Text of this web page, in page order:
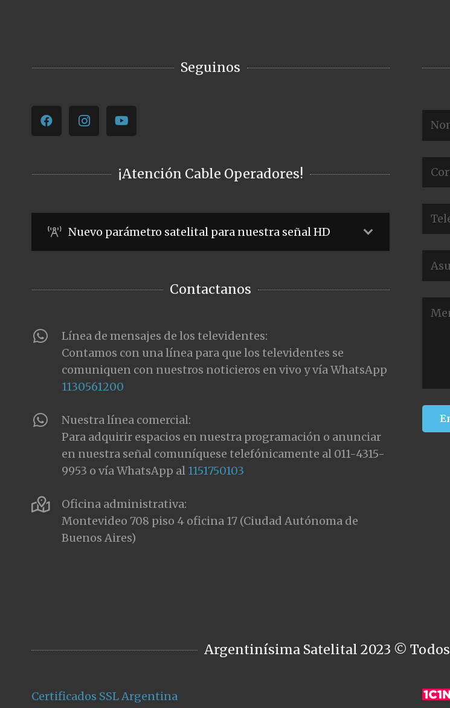
Seguinos
¡Atención Cable Operadores!
Nuevo parámetro satelital para nuestra señal HD
Contactanos
Línea de mensajes de los televidentes:
Contamos con una línea para que los televidentes se
comuniquen con nuestros noticieros en vivo y vía WhatsApp
1130561200
Nuestra línea comercial:
Para adquirir espacios en nuestra programación o anunciar
en nuestra señal comuníquese telefónicamente al 011-4315-
9953 o vía WhatsApp al 1151750103
Oficina administrativa:
Montevideo 708 piso 4 oficina 17 (Ciudad Autónoma de
Buenos Aires)
Argentinísima Satelital 2023 ©
Certificados SSL Argentina